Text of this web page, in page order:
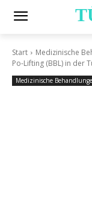
Start Medizinische
Po-Lifting (BBL) in der
Medizinische